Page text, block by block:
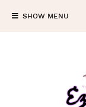
SHOW MENU